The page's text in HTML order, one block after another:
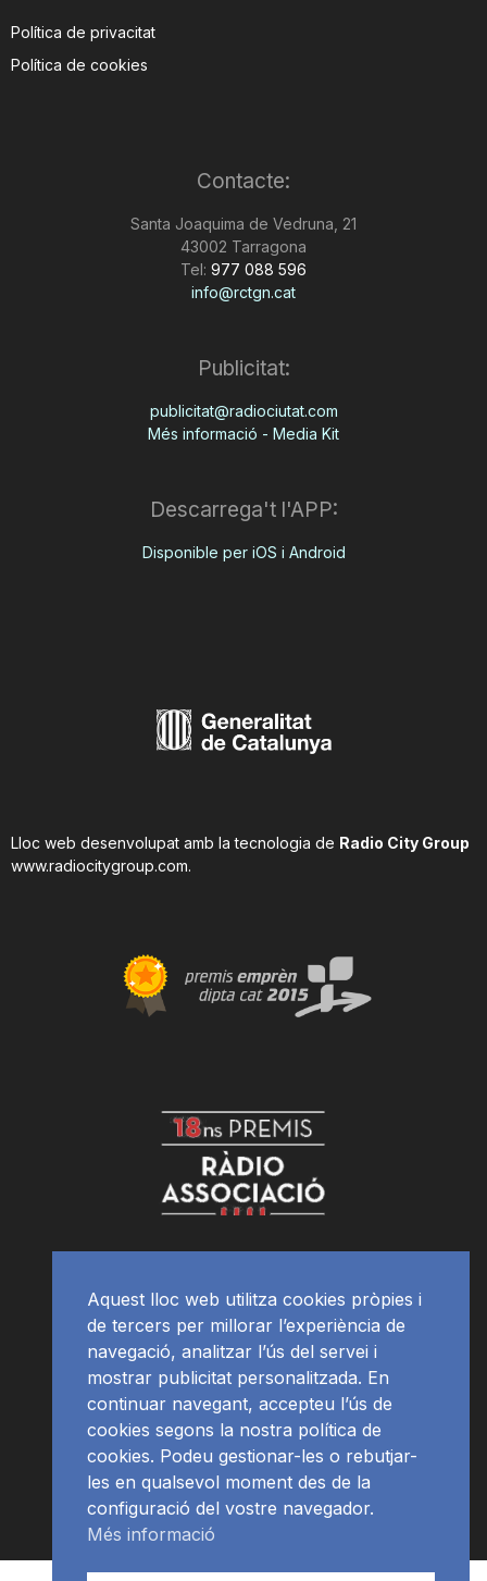
Política de privacitat
Política de cookies
Contacte:
Santa Joaquima de Vedruna, 21
43002 Tarragona
Tel: 977 088 596
info@rctgn.cat
Publicitat:
publicitat@radiociutat.com
Més informació - Media Kit
Descarrega't l'APP:
Disponible per iOS i Android
Lloc web desenvolupat amb la tecnologia de Radio City Group
www.radiocitygroup.com.
Aquest lloc web utilitza cookies pròpies i
de tercers per millorar l’experiència de
navegació, analitzar l’ús del servei i
mostrar publicitat personalitzada. En
continuar navegant, accepteu l’ús de
cookies segons la nostra política de
cookies. Podeu gestionar-les o rebutjar-
les en qualsevol moment des de la
configuració del vostre navegador.
Més informació